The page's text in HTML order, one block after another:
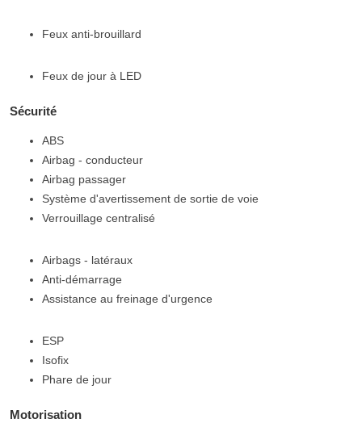
Feux anti-brouillard
Feux de jour à LED
Sécurité
ABS
Airbag - conducteur
Airbag passager
Système d'avertissement de sortie de voie
Verrouillage centralisé
Airbags - latéraux
Anti-démarrage
Assistance au freinage d'urgence
ESP
Isofix
Phare de jour
Motorisation